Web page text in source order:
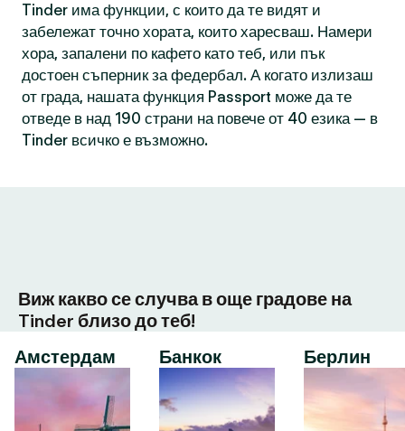
Tinder има функции, с които да те видят и
забележат точно хората, които харесваш. Намери
хора, запалени по кафето като теб, или пък
достоен съперник за федербал. А когато излизаш
от града, нашата функция Passport може да те
отведе в над 190 страни на повече от 40 езика — в
Tinder всичко е възможно.
Виж какво се случва в още градове на
Tinder близо до теб!
Амстердам
Банкок Берлин